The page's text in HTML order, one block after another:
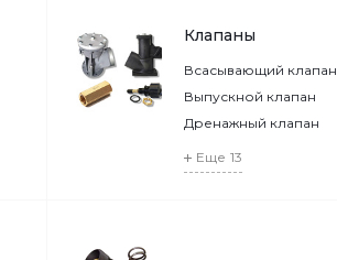
Клапаны
Всасывающий клапан
Выпускной клапан
Дренажный клапан
Еще 13